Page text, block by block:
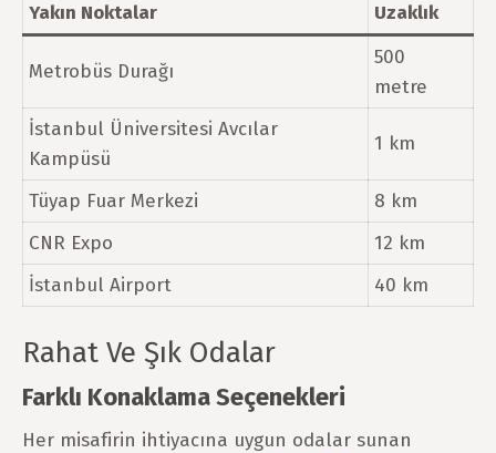
Yakın Noktalar Uzaklık
Metrobüs Durağı
500
metre
İstanbul Üniversitesi Avcılar
Kampüsü
1 km
Tüyap Fuar Merkezi
8 km
CNR Expo
12 km
İstanbul Airport
40 km
Rahat Ve Şık Odalar
Farklı Konaklama Seçenekleri
Her misafirin ihtiyacına uygun odalar sunan